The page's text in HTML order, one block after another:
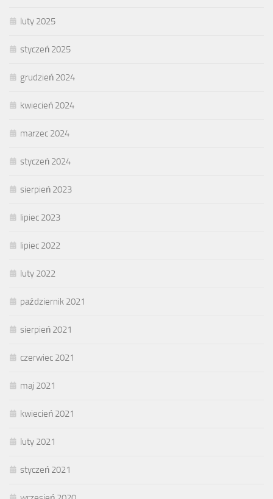
luty 2025
styczeń 2025
grudzień 2024
kwiecień 2024
marzec 2024
styczeń 2024
sierpień 2023
lipiec 2023
lipiec 2022
luty 2022
październik 2021
sierpień 2021
czerwiec 2021
maj 2021
kwiecień 2021
luty 2021
styczeń 2021